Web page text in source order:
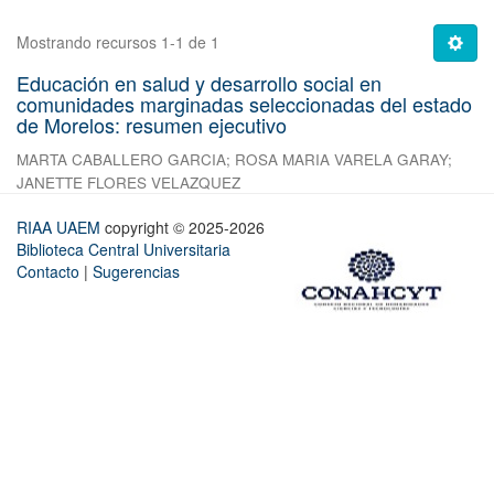
Mostrando recursos 1-1 de 1
Educación en salud y desarrollo social en
comunidades marginadas seleccionadas del estado
de Morelos: resumen ejecutivo
MARTA CABALLERO GARCIA; ROSA MARIA VARELA GARAY;
JANETTE FLORES VELAZQUEZ
RIAA UAEM copyright © 2025-2026
Biblioteca Central Universitaria
Contacto | Sugerencias